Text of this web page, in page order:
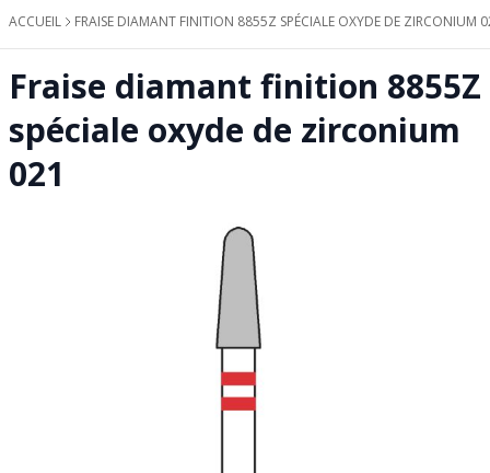
ACCUEIL FRAISE DIAMANT FINITION 8855Z SPÉCIALE OXYDE DE ZIRCONIUM
Fraise diamant finition 8855Z
spéciale oxyde de zirconium
021